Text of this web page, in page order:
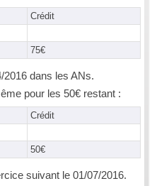
Crédit
75€
2016 dans les ANs.
pour les 50€ restant :
Crédit
50€
suivant le 01/07/2016.